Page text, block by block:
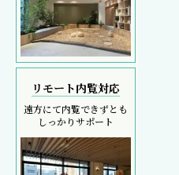
リモート内覧対応
遠方にて内覧できずとも
しっかりサポート